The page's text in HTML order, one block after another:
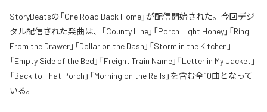
StoryBeatsの「One Road Back Home」が配信開始された。今回デジ
タル配信された楽曲は、「County Line」「Porch Light Honey」「Ring
From the Drawer」「Dollar on the Dash」「Storm in the Kitchen」
「Empty Side of the Bed」「Freight Train Name」「Letter in My Jacket」
「Back to That Porch」「Morning on the Rails」を含む全10曲となって
いる。